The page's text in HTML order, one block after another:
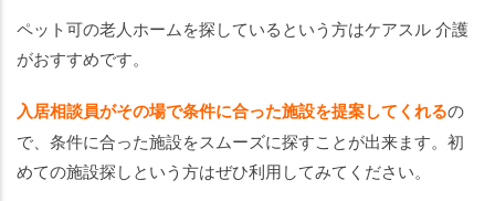
ペット可の老人ホームを探しているという方はケアスル 介護
がおすすめです。
入居相談員がその場で条件に合った施設を提案してくれるの
で、条件に合った施設をスムーズに探すことが出来ます。初
めての施設探しという方はぜひ利用してみてください。